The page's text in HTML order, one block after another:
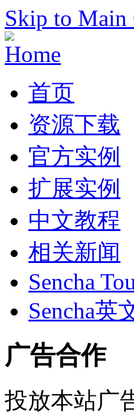
Skip to Main
首页
资源下载
官方实例
扩展实例
中文教程
相关新闻
Sencha
Sencha英
广告合作
投放本站广